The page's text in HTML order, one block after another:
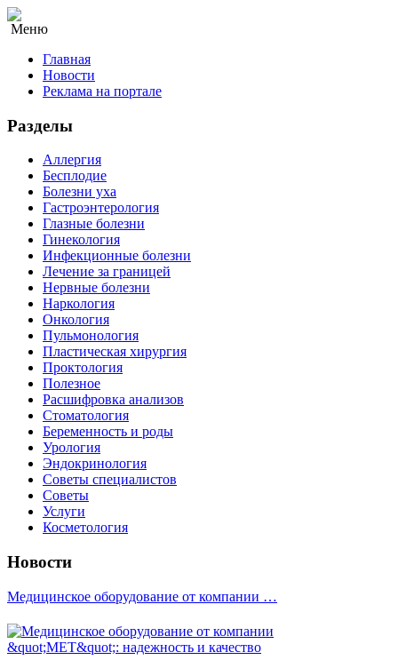
Меню
Главная
Новости
Реклама на портале
Разделы
Аллергия
Бесплодие
Болезни уха
Гастроэнтерология
Глазные болезни
Гинекология
Инфекционные болезни
Лечение за границей
Нервные болезни
Наркология
Онкология
Пульмонология
Пластическая хирургия
Проктология
Полезное
Расшифровка анализов
Стоматология
Беременность и роды
Урология
Эндокринология
Советы специалистов
Советы
Услуги
Косметология
Новости
Медицинское оборудование от компании …